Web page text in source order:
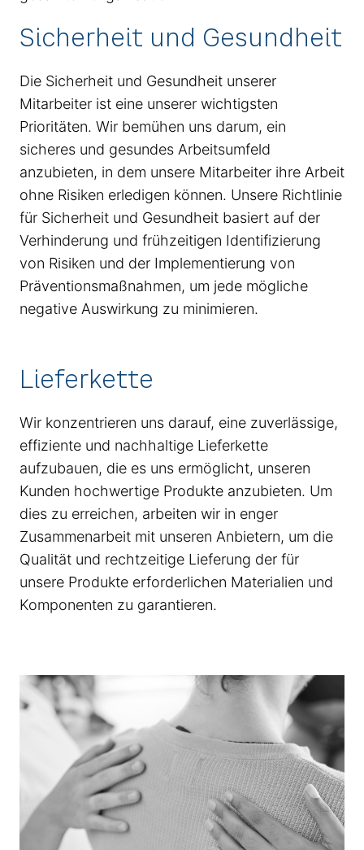
Sicherheit und Gesundheit
Die Sicherheit und Gesundheit unserer
Mitarbeiter ist eine unserer wichtigsten
Prioritäten. Wir bemühen uns darum, ein
sicheres und gesundes Arbeitsumfeld
anzubieten, in dem unsere Mitarbeiter ihre Arbeit
ohne Risiken erledigen können. Unsere Richtlinie
für Sicherheit und Gesundheit basiert auf der
Verhinderung und frühzeitigen Identifizierung
von Risiken und der Implementierung von
Präventionsmaßnahmen, um jede mögliche
negative Auswirkung zu minimieren.
Lieferkette
Wir konzentrieren uns darauf, eine zuverlässige,
effiziente und nachhaltige Lieferkette
aufzubauen, die es uns ermöglicht, unseren
Kunden hochwertige Produkte anzubieten. Um
dies zu erreichen, arbeiten wir in enger
Zusammenarbeit mit unseren Anbietern, um die
Qualität und rechtzeitige Lieferung der für
unsere Produkte erforderlichen Materialien und
Komponenten zu garantieren.